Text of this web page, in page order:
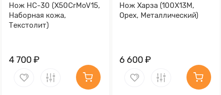
Нож НС-30 (X50CrMoV15,
Наборная кожа,
Текстолит)
4 700 ₽
Нож Харза (100Х13М,
Орех, Металлический)
6 600 ₽